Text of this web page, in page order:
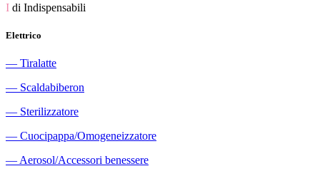
I di Indispensabili
Elettrico
― Tiralatte
― Scaldabiberon
― Sterilizzatore
― Cuocipappa/Omogeneizzatore
― Aerosol/Accessori benessere